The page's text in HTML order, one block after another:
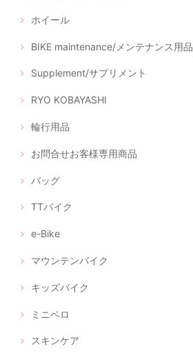
ホイール
BIKE maintenance/メンテナンス用品
Supplement/サプリメント
RYO KOBAYASHI
輪行用品
お問合せお客様専用商品
バッグ
TTバイク
e-Bike
マウンテンバイク
キッズバイク
ミニベロ
スキンケア